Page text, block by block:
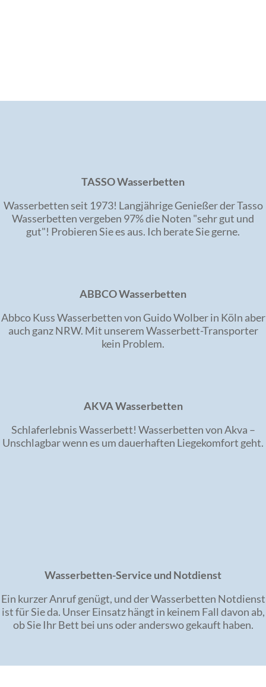
TASSO Wasserbetten
Wasserbetten seit 1973! Langjährige Genießer der Tasso
Wasserbetten vergeben 97% die Noten "sehr gut und
gut"! Probieren Sie es aus. Ich berate Sie gerne.
ABBCO Wasserbetten
Abbco Kuss Wasserbetten von Guido Wolber in Köln aber
auch ganz NRW. Mit unserem Wasserbett-Transporter
kein Problem.
AKVA Wasserbetten
Schlaferlebnis Wasserbett! Wasserbetten von Akva –
Unschlagbar wenn es um dauerhaften Liegekomfort geht.
Wasserbetten-Service und Notdienst
Ein kurzer Anruf genügt, und der Wasserbetten Notdienst
ist für Sie da. Unser Einsatz hängt in keinem Fall davon ab,
ob Sie Ihr Bett bei uns oder anderswo gekauft haben.